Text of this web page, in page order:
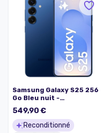
Samsung Galaxy S25 256
Go Bleu nuit -
Reconditionné en France -
État Très bon - Garanti 2
ans
549,90 €
Reconditionné